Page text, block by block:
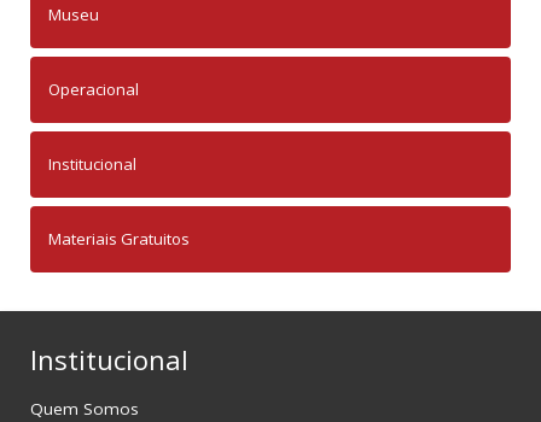
Museu
Operacional
Institucional
Materiais Gratuitos
Institucional
Quem Somos